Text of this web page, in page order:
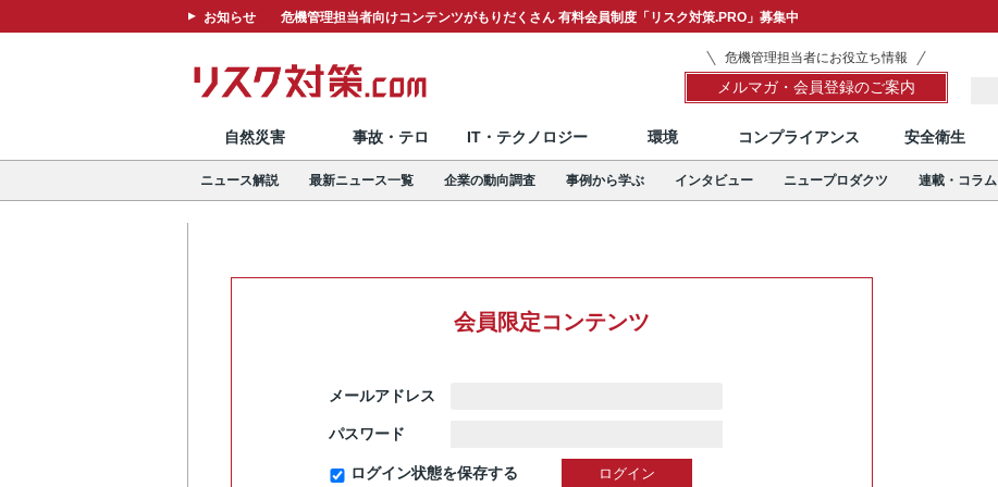
お知らせ 危機管理担当者向けコンテンツがもりだくさん 有料会員制度「リスク対策.PRO」募集中
危機管理担当者にお役立ち情報
メルマガ・会員登録のご案内
自然災害 事故・テロ IT・テクノロジー 環境 コンプライアンス 安全衛生
ニュース解説 最新ニュース一覧 企業の動向調査 事例から学ぶ インタビュー ニュープロダクツ 連載・コラム
会員限定コンテンツ
メールアドレス
パスワード
ログイン状態を保存する